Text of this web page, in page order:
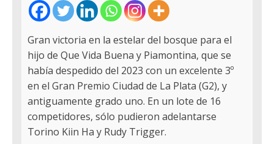
Gran victoria en la estelar del bosque para el
hijo de Que Vida Buena y Piamontina, que se
había despedido del 2023 con un excelente 3º
en el Gran Premio Ciudad de La Plata (G2), y
antiguamente grado uno. En un lote de 16
competidores, sólo pudieron adelantarse
Torino Kiin Ha y Rudy Trigger.